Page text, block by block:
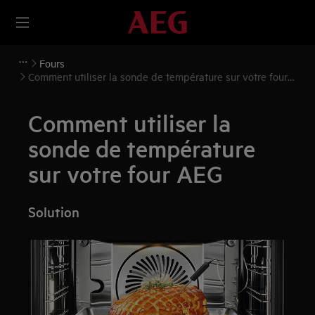
Fours
Comment utiliser la sonde de température sur votre four
Comment utiliser la
sonde de température
sur votre four AEG
Solution